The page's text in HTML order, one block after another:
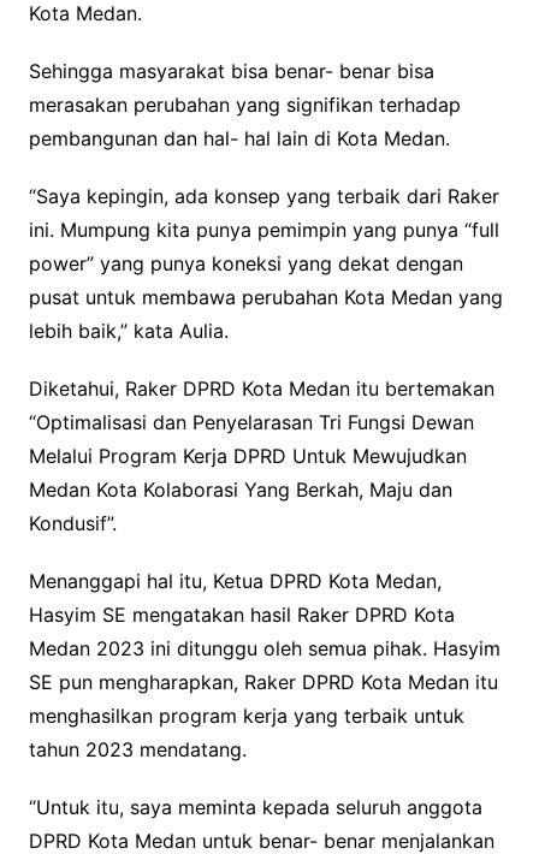
Kota Medan.
Sehingga masyarakat bisa benar- benar bisa
merasakan perubahan yang signifikan terhadap
pembangunan dan hal- hal lain di Kota Medan.
“Saya kepingin, ada konsep yang terbaik dari Raker
ini. Mumpung kita punya pemimpin yang punya “full
power” yang punya koneksi yang dekat dengan
pusat untuk membawa perubahan Kota Medan yang
lebih baik,” kata Aulia.
Diketahui, Raker DPRD Kota Medan itu bertemakan
“Optimalisasi dan Penyelarasan Tri Fungsi Dewan
Melalui Program Kerja DPRD Untuk Mewujudkan
Medan Kota Kolaborasi Yang Berkah, Maju dan
Kondusif”.
Menanggapi hal itu, Ketua DPRD Kota Medan,
Hasyim SE mengatakan hasil Raker DPRD Kota
Medan 2023 ini ditunggu oleh semua pihak. Hasyim
SE pun mengharapkan, Raker DPRD Kota Medan itu
menghasilkan program kerja yang terbaik untuk
tahun 2023 mendatang.
“Untuk itu, saya meminta kepada seluruh anggota
DPRD Kota Medan untuk benar- benar menjalankan